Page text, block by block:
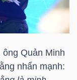
Quản Minh
nhấn mạnh: